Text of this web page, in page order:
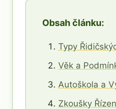
Obsah článku:
Typy
Věk a
Autoškola a
Zkoušky